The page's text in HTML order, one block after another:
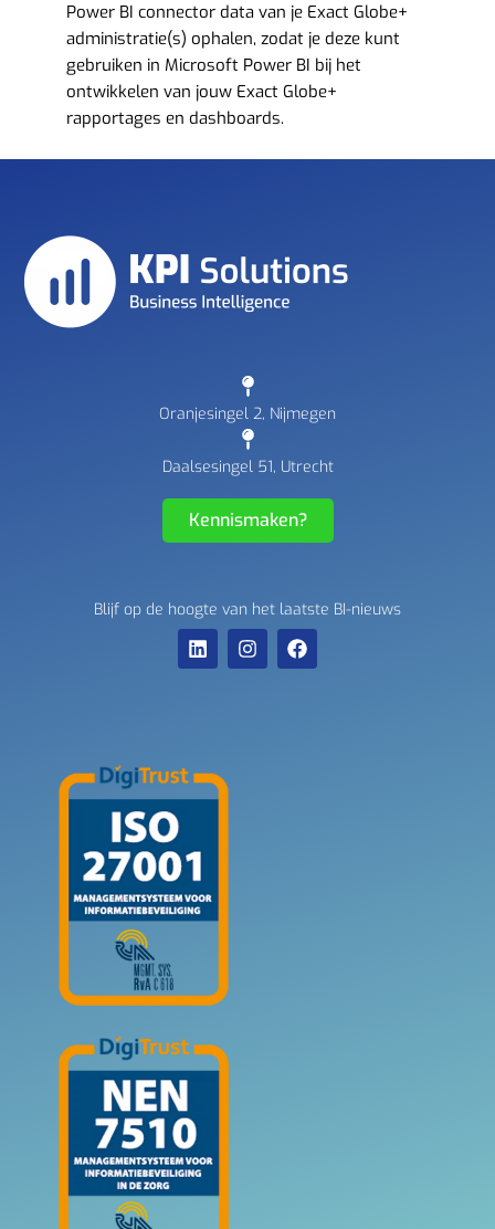
Power BI connector data van je Exact Globe+
administratie(s) ophalen, zodat je deze kunt
gebruiken in Microsoft Power BI bij het
ontwikkelen van jouw Exact Globe+
rapportages en dashboards.
Oranjesingel 2, Nijmegen
Daalsesingel 51, Utrecht
Kennismaken?
Blijf op de hoogte van het laatste BI-nieuws